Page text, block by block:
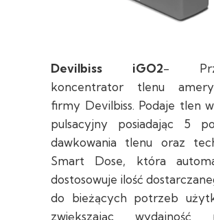
Devilbiss iGO2-
koncentrator tlenu
firmy Devilbiss. Podaje tlen
pulsacyjny posiadając 5
dawkowania tlenu oraz
Smart Dose, która
dostosowuje ilość
do bieżących potrzeb
zwiększając wydajność